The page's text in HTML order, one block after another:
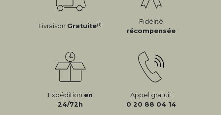
Livraison Gratuite(1)
Fidélité
récompensée
Expédition en
24/72h
Appel gratuit
0 20 88 04 14